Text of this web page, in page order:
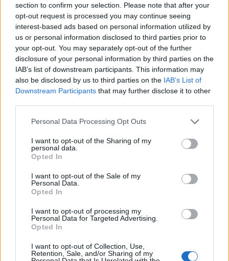
section to confirm your selection. Please note that after your
opt-out request is processed you may continue seeing
interest-based ads based on personal information utilized by
us or personal information disclosed to third parties prior to
your opt-out. You may separately opt-out of the further
disclosure of your personal information by third parties on the
IAB’s list of downstream participants. This information may
also be disclosed by us to third parties on the IAB’s List of
Downstream Participants that may further disclose it to other
Please note that this website/app uses one or more Google
not limited to your visit or usage behaviour. You may click to
grant or deny consent to Google and its third-party tags to
use your data for below specified purposes in below Google
consent section.
Personal Data Processing Opt Outs
I want to opt-out of the Sharing of my
personal data.
Opted In
I want to opt-out of the Sale of my
Personal Data.
Opted In
I want to opt-out of processing my
Personal Data for Targeted Advertising.
Opted In
I want to opt-out of Collection, Use,
Retention, Sale, and/or Sharing of my
ΟΤραμπείχε προειδοποιήσει ότι οι ΗΠΑ
ενδέχεται να «ακολουθήσουν διαφορετική
πορεία αν δεν ολοκληρωθούν και δεν
οριστικοποιηθούν όλα», υπονοώντας μια
διευρυμένη εκδοχή του Project Freedom - της
σύντομης αμερικανικής επιχείρησης για τη
διάσπαση του ιρανικού ναυτικού αποκλεισμού και
πολέμου με το Ιράν διέρχονταν περίπου το ένα
πέμπτο του παγκόσμιου πετρελαίου και του
υγροποιημένου φυσικού αερίου.